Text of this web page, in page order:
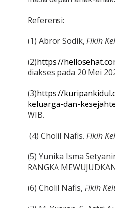
Referensi:
(1) Abror Sodik, Fikih
(2)https://
diakses pada 20 Mei
(3)https://
keluarga-dan-
WIB.
(4) Cholil Nafis, Fikih
(5) Yunika Isma
RANGKA
(6) Cholil Nafis, Fikih